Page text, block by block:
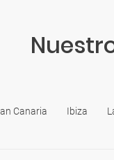
Canaria Ibiza